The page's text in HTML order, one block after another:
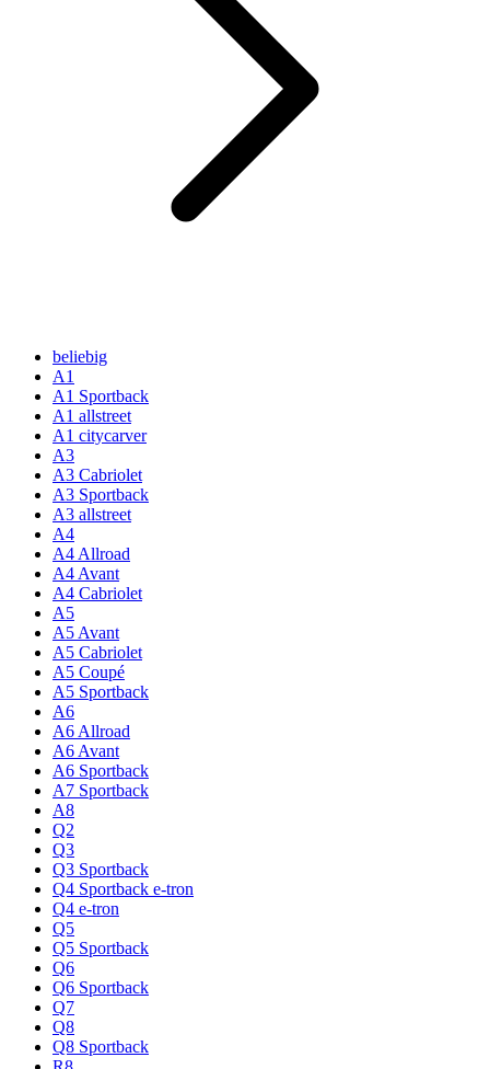
beliebig
A1
A1 Sportback
A1 allstreet
A1 citycarver
A3
A3 Cabriolet
A3 Sportback
A3 allstreet
A4
A4 Allroad
A4 Avant
A4 Cabriolet
A5
A5 Avant
A5 Cabriolet
A5 Coupé
A5 Sportback
A6
A6 Allroad
A6 Avant
A6 Sportback
A7 Sportback
A8
Q2
Q3
Q3 Sportback
Q4 Sportback e-tron
Q4 e-tron
Q5
Q5 Sportback
Q6
Q6 Sportback
Q7
Q8
Q8 Sportback